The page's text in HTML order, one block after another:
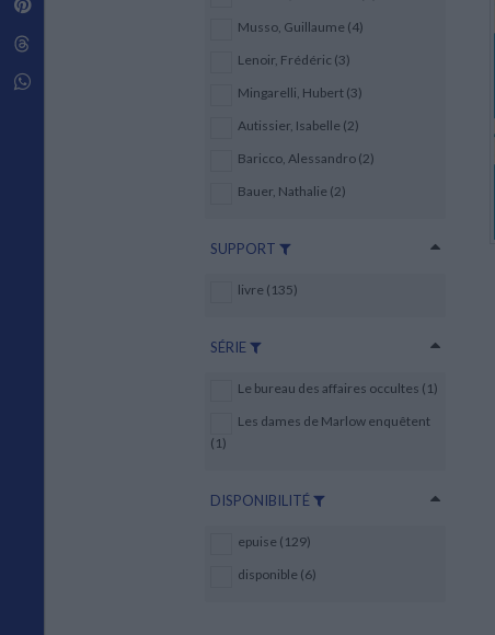
SOCIOLOGIE
Travail social
Santé et société
ETHNOLOGIE
Anthropologie
Matériaux de l’architecture
Urbanisme
Disciplines paramédicales
Musso, Guillaume (4)
Lenoir, Frédéric (3)
Mingarelli, Hubert (3)
Autissier, Isabelle (2)
Baricco, Alessandro (2)
Bauer, Nathalie (2)
SUPPORT
livre (135)
SÉRIE
Le bureau des affaires occultes (1)
Les dames de Marlow enquêtent
(1)
DISPONIBILITÉ
epuise (129)
disponible (6)